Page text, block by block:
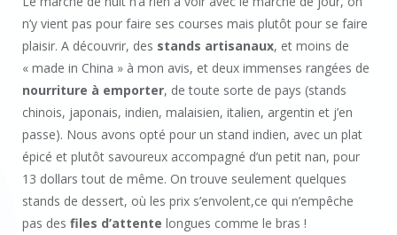
n’y vient pas pour faire ses courses mais plutôt pour se faire
plaisir. A découvrir, des stands artisanaux, et moins de
« made in China » à mon avis, et deux immenses rangées de
nourriture à emporter, de toute sorte de pays (stands
chinois, japonais, indien, malaisien, italien, argentin et j’en
passe). Nous avons opté pour un stand indien, avec un plat
épicé et plutôt savoureux accompagné d’un petit nan, pour
13 dollars tout de même. On trouve seulement quelques
stands de dessert, où les prix s’envolent,ce qui n’empêche
pas des files d’attente longues comme le bras !